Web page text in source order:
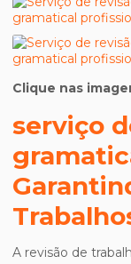
Clique nas
serviço
A revisão de